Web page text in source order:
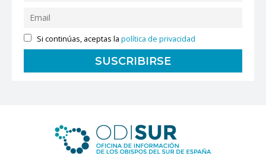
Si continúas, aceptas lapolítica de privacidad